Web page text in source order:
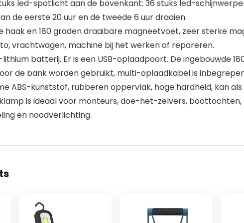
led-spotlicht aan de bovenkant; 36 stuks led-
de eerste 20 uur en de tweede 6 uur draaien.
haak en 180 graden draaibare magneetvoet, zeer sterke
vrachtwagen, machine bij het werken of repareren.
batterij. Er is een USB-oplaadpoort. De ingebouwde
de bank worden gebruikt, multi-oplaadkabel is
ABS-kunststof, rubberen oppervlak, hoge hardheid, kan
is ideaal voor monteurs, doe-het-zelvers,
en noodverlichting.